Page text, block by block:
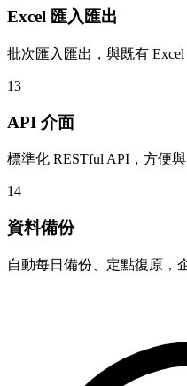
Excel 匯入匯出
批次匯入匯出，與既有
13
API 介面
標準化 RESTful API，方便
14
資料備份
自動每日備份、定點復原，